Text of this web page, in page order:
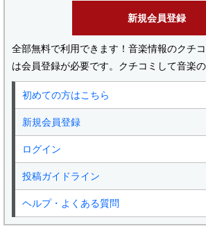
新規会員登録
全部無料で利用できます！音楽情報のクチ
は会員登録が必要です。クチコミして音楽
初めての方はこちら
新規会員登録
ログイン
投稿ガイドライン
ヘルプ・よくある質問